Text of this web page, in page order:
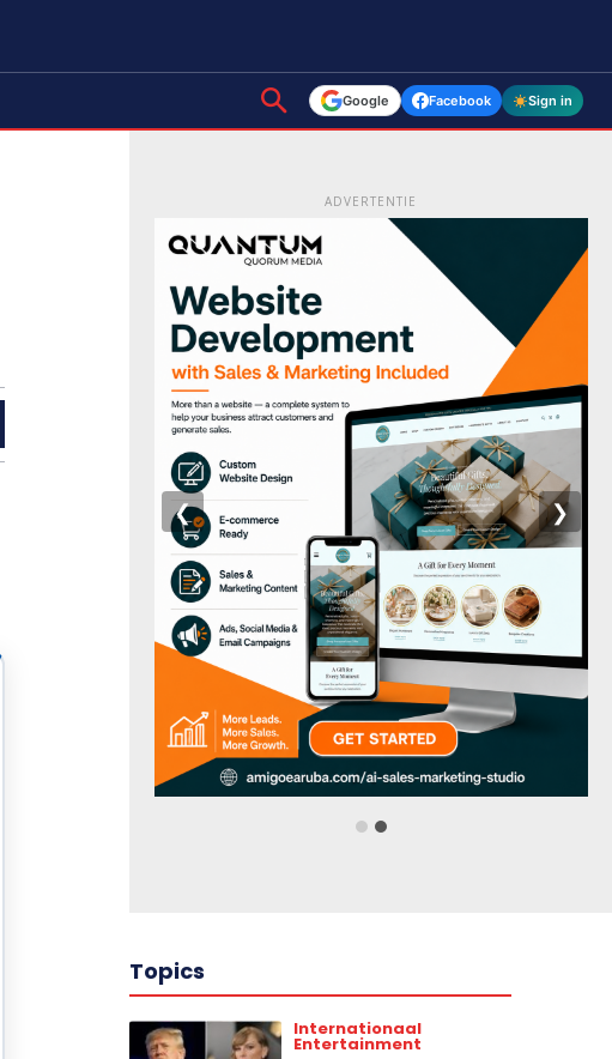
Google Facebook Sign in
ADVERTENTIE
❮ ❯
Topics
Internationaal
Entertainment